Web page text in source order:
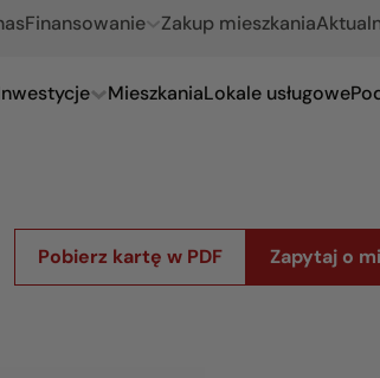
Finansowanie Zakup mieszkania
MieszkaniaLokale usługowe
Pobierz kartę w PDF Zapytaj o